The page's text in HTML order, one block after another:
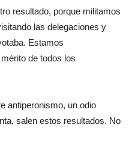
resultado, porque militamos
las delegaciones y
Estamos
de todos los
antiperonismo, un odio
salen estos resultados. No